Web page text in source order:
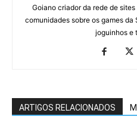
Goiano criador da rede de
comunidades sobre os games
joguinhos e
ARTIGOS RELACIONADOS